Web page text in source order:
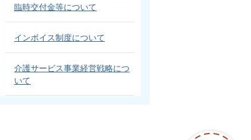
臨時交付金等について
インボイス制度について
介護サービス事業経営戦略につ
いて